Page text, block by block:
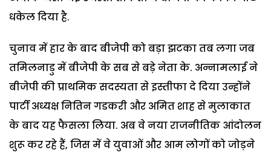
धकेल दिया है.
चुनाव में हार के बाद बीजेपी को बड़ा झटका तब लगा जब
तमिलनाडु में बीजेपी के सब से बड़े नेता के. अन्नामलाई ने
बीजेपी की प्राथमिक सदस्यता से इस्तीफा दे दिया उन्होंने
पार्टी अध्यक्ष नितिन गडकरी और अमित शाह से मुलाकात
के बाद यह फैसला लिया. अब वे नया राजनीतिक आंदोलन
शुरू कर रहे हैं, जिस में वे युवाओं और आम लोगों को जोड़ने